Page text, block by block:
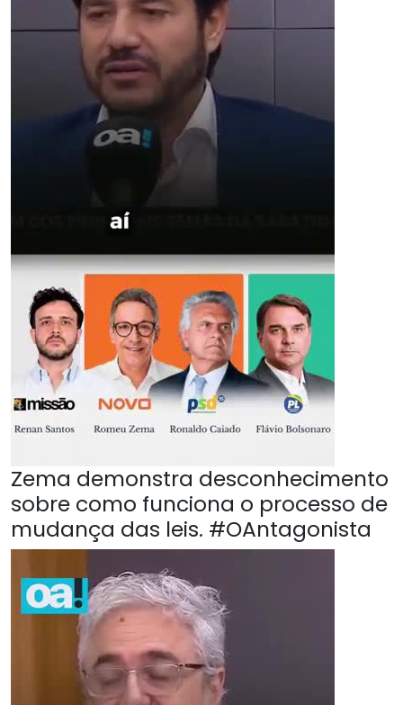
Zema demonstra desconhecimento
sobre como funciona o processo de
mudança das leis. #OAntagonista